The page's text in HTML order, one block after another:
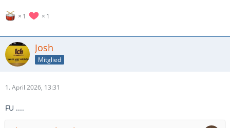
1 1
Josh
Mitglied
1. April 2026, 13:31
FU ....